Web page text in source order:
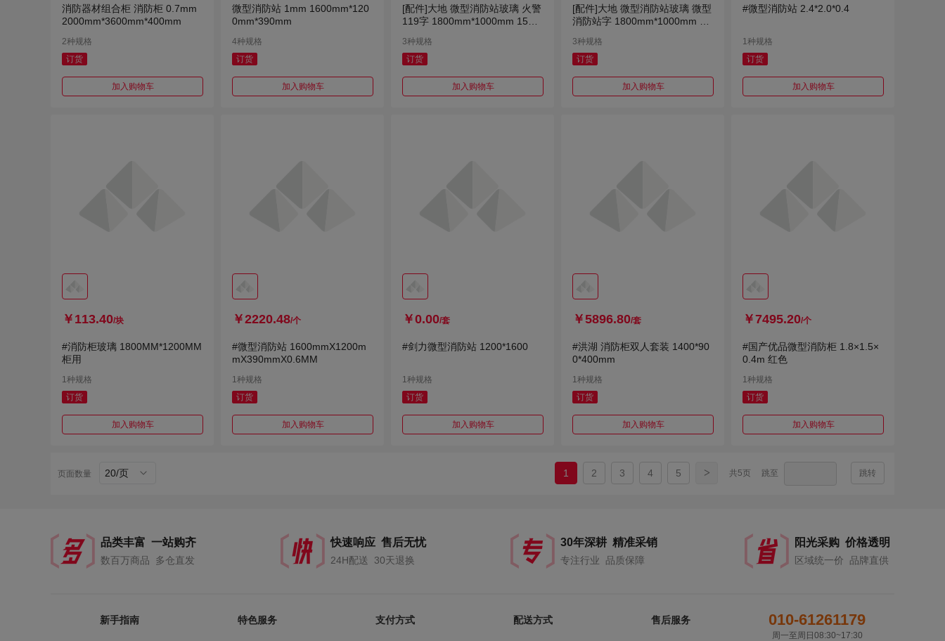
消防器材组合柜 消防柜 0.7mm
2000mm*3600mm*400mm
2种规格
订货
加入购物车
微型消防站 1mm 1600mm*120
0mm*390mm
4种规格
订货
加入购物车
[配件]大地 微型消防站玻璃 火警
119字 1800mm*1000mm 1575
3种规格
订货
加入购物车
[配件]大地 微型消防站玻璃 微型
消防站字 1800mm*1000mm 15
3种规格
订货
加入购物车
#微型消防站 2.4*2.0*0.4
1种规格
订货
加入购物车
￥113.40/块
#消防柜玻璃 1800MM*1200MM
柜用
1种规格
订货
加入购物车
￥2220.48/个
#微型消防站 1600mmX1200m
mX390mmX0.6MM
1种规格
订货
加入购物车
￥0.00/套
#剑力微型消防站 1200*1600
1种规格
订货
加入购物车
￥5896.80/套
#洪湖 消防柜双人套装 1400*90
0*400mm
1种规格
订货
加入购物车
￥7495.20/个
#国产优品微型消防柜 1.8×1.5×
0.4m 红色
1种规格
订货
加入购物车
页面数量 20/页 1 2 3 4 5 > 共5页 跳至 跳转
品类丰富 一站购齐
数百万商品 多仓直发
快速响应 售后无忧
24H配送 30天退换
30年深耕 精准采销
专注行业 品质保障
阳光采购 价格透明
区域统一价 品牌直供
新手指南 特色服务 支付方式 配送方式 售后服务 010-61261179
周一至周日08:30~17:30